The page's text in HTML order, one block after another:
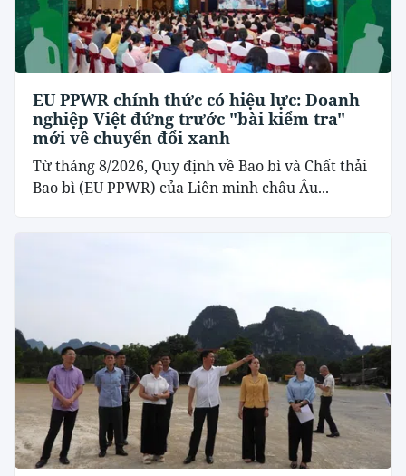
EU PPWR chính thức có hiệu lực: Doanh
nghiệp Việt đứng trước "bài kiểm tra"
mới về chuyển đổi xanh
Từ tháng 8/2026, Quy định về Bao bì và Chất thải
Bao bì (EU PPWR) của Liên minh châu Âu...